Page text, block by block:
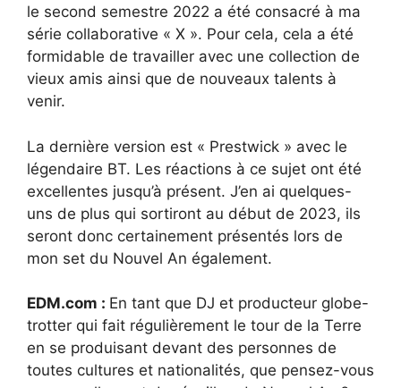
le second semestre 2022 a été consacré à ma
série collaborative « X ». Pour cela, cela a été
formidable de travailler avec une collection de
vieux amis ainsi que de nouveaux talents à
venir.
La dernière version est « Prestwick » avec le
légendaire BT. Les réactions à ce sujet ont été
excellentes jusqu’à présent. J’en ai quelques-
uns de plus qui sortiront au début de 2023, ils
seront donc certainement présentés lors de
mon set du Nouvel An également.
EDM.com : En tant que DJ et producteur globe-
trotter qui fait régulièrement le tour de la Terre
en se produisant devant des personnes de
toutes cultures et nationalités, que pensez-vous